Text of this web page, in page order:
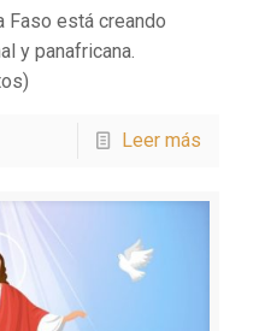
Faso está creando
y panafricana.
Leer más